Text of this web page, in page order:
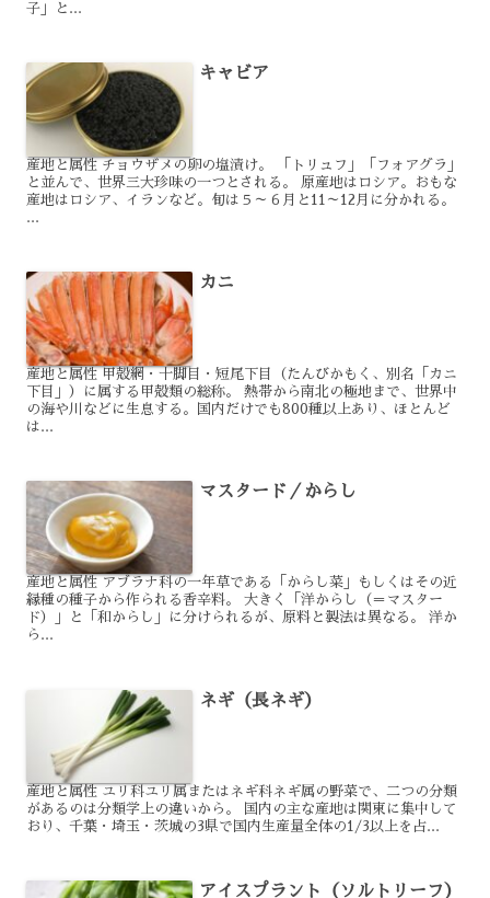
子」と...
キャビア
産地と属性 チョウザメの卵の塩漬け。 「トリュフ」「フォアグラ」
と並んで、世界三大珍味の一つとされる。 原産地はロシア。おもな
産地はロシア、イランなど。旬は５～６月と11～12月に分かれる。
...
カニ
産地と属性 甲殻網・十脚目・短尾下目（たんびかもく、別名「カニ
下目」）に属する甲殻類の総称。 熱帯から南北の極地まで、世界中
の海や川などに生息する。国内だけでも800種以上あり、ほとんど
は...
マスタード／からし
産地と属性 アブラナ科の一年草である「からし菜」もしくはその近
縁種の種子から作られる香辛料。 大きく「洋からし（＝マスター
ド）」と「和からし」に分けられるが、原料と製法は異なる。 洋か
ら...
ネギ（長ネギ）
産地と属性 ユリ科ユリ属またはネギ科ネギ属の野菜で、二つの分類
があるのは分類学上の違いから。 国内の主な産地は関東に集中して
おり、千葉・埼玉・茨城の3県で国内生産量全体の1/3以上を占...
アイスプラント（ソルトリーフ）